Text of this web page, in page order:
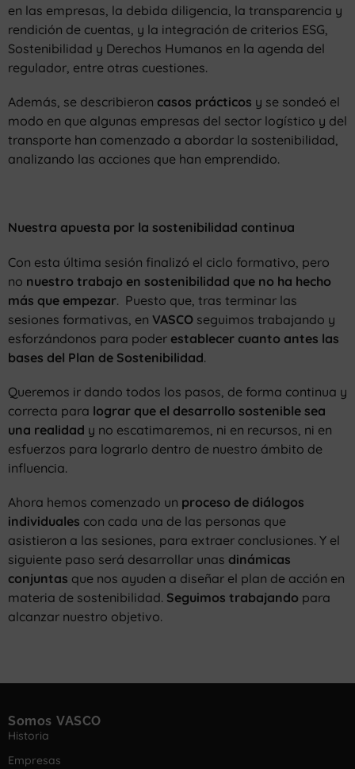
en las empresas, la debida diligencia, la transparencia y
rendición de cuentas, y la integración de criterios ESG,
Sostenibilidad y Derechos Humanos en la agenda del
regulador, entre otras cuestiones.
Además, se describieron casos prácticos y se sondeó el
modo en que algunas empresas del sector logístico y del
transporte han comenzado a abordar la sostenibilidad,
analizando las acciones que han emprendido.
Nuestra apuesta por la sostenibilidad continua
Con esta última sesión finalizó el ciclo formativo, pero
no nuestro trabajo en sostenibilidad que no ha hecho
más que empezar. Puesto que, tras terminar las
sesiones formativas, en VASCO seguimos trabajando y
esforzándonos para poder establecer cuanto antes las
bases del Plan de Sostenibilidad.
Queremos ir dando todos los pasos, de forma continua y
correcta para lograr que el desarrollo sostenible sea
una realidad y no escatimaremos, ni en recursos, ni en
esfuerzos para lograrlo dentro de nuestro ámbito de
influencia.
Ahora hemos comenzado un proceso de diálogos
individuales con cada una de las personas que
asistieron a las sesiones, para extraer conclusiones. Y el
siguiente paso será desarrollar unas dinámicas
conjuntas que nos ayuden a diseñar el plan de acción en
materia de sostenibilidad. Seguimos trabajando para
alcanzar nuestro objetivo.
Somos VASCO
Historia
Empresas